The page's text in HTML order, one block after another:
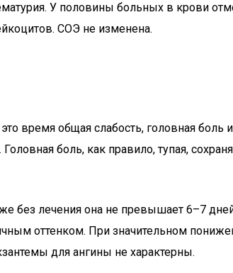
У половины больных в крови
СОЭ не изменена.
время общая слабость, головная боль
боль, как правило, тупая,
без лечения она не превышает 6–7
оттенком. При значительном
для ангины не характерны.